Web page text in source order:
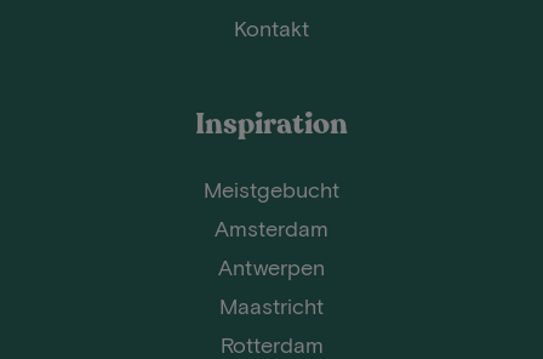
Kontakt
Inspiration
Meistgebucht
Amsterdam
Antwerpen
Maastricht
Rotterdam